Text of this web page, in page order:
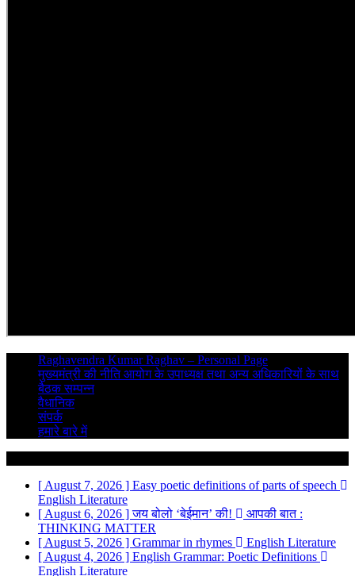
Raghavendra Kumar Raghav – Personal Page
मुख्यमंत्री की नीति आयोग के उपाध्यक्ष तथा अन्य अधिकारियों के साथ
बैठक सम्पन्न
वैधानिक
संपर्क
हमारे बारे में
[ August 7, 2026 ] Easy poetic definitions of parts of speech
English Literature
[ August 6, 2026 ]जय बोलो ‘बेईमान’ की!
आपकी बात :
THINKING MATTER
[ August 5, 2026 ] Grammar in rhymes
English Literature
[ August 4, 2026 ] English Grammar: Poetic Definitions
English Literature